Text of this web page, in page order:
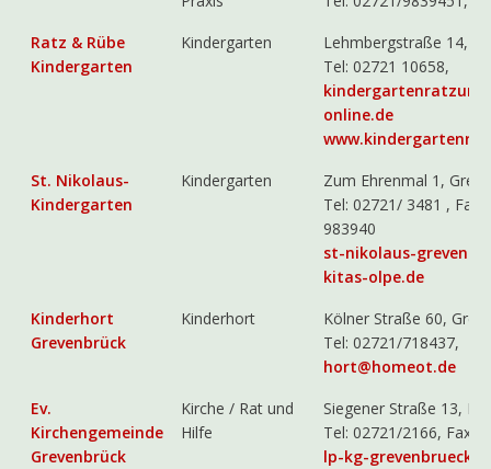
Ratz & Rübe
Kindergarten
Kindergarten
Lehmbergstraße 14,
Tel: 02721 10658,
online.de
St. Nikolaus-
Kindergarten
Kindergarten
Zum Ehrenmal 1,
Tel: 02721/ 3481 , Fax
983940
st-nikolaus-
kitas-olpe.de
Kinderhort
Grevenbrück
Kinderhort
Kölner Straße 60,
Tel: 02721/718437,
hort@homeot.de
Ev.
Kirchengemeinde
Grevenbrück
Kirche / Rat und
Hilfe
Siegener Straße 13,
Tel: 02721/2166, Fax
lp-kg-